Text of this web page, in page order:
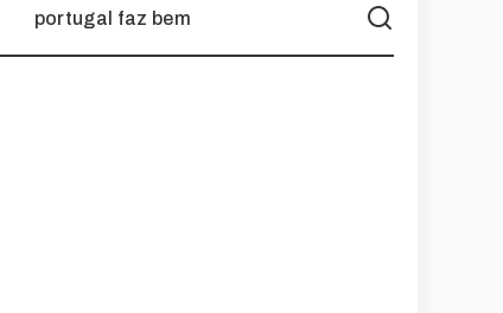
portugal faz bem